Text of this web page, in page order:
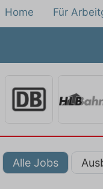
Home Für
Alle Jobs